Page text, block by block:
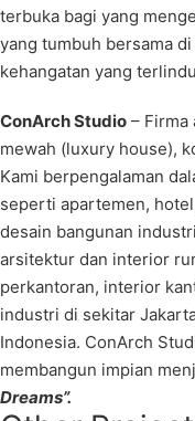
terbuka bagi yang
yang tumbuh bersama
kehangatan yang
ConArch Studio –
mewah (luxury house),
Kami berpengalaman
seperti apartemen,
desain bangunan
arsitektur dan interior
perkantoran, interior
industri di sekitar
Indonesia. ConArch
membangun impian
Dreams”.